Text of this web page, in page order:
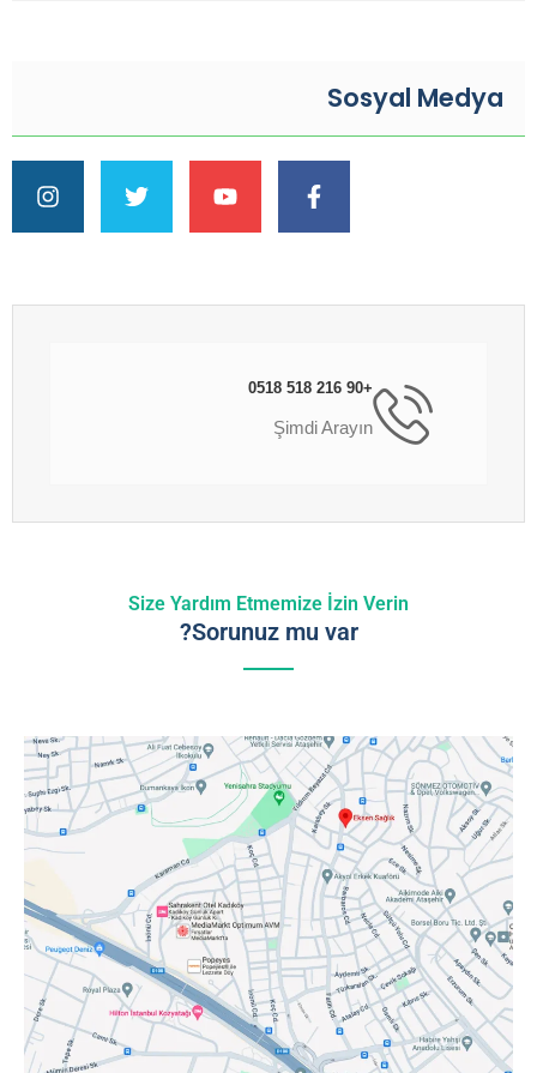
Sosyal Medya
+90 216 518 0518
Şimdi Arayın
Size Yardım Etmemize İzin Verin
Sorunuz mu var?